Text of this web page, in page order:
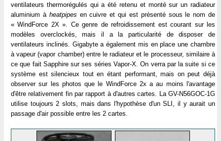
ventilateurs thermorégulés qui a été retenu et monté sur un radiateur
aluminium à heatpipes en cuivre et qui est présenté sous le nom de
« WindForce 2X ». Ce genre de refroidissement est courant sur les
modèles overclockés, mais il a la particularité de disposer de
ventilateurs inclinés. Gigabyte a également mis en place une chambre
à vapeur (vapor chamber) entre le radiateur et le processeur, similaire à
ce que fait Sapphire sur ses séries Vapor-X. On verra par la suite si ce
système est silencieux tout en étant performant, mais on peut déjà
observer sur les photos que le WindForce 2x a au moins l'avantage
d'être relativement fin par rapport à d'autres cartes. La GV-N56GOC-1G
utilise toujours 2 slots, mais dans l'hypothèse d'un SLI, il y aurait un
passage d'air possible entre les 2 cartes.